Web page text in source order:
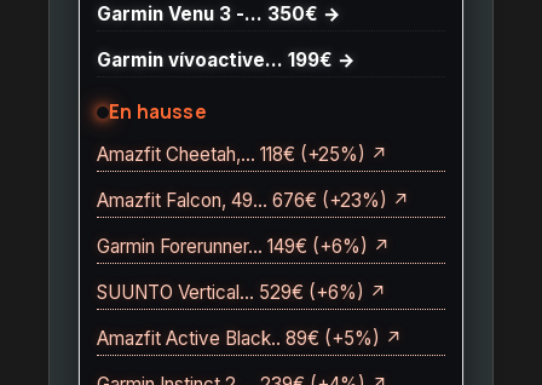
Garmin Venu 3 -… 350€ →
Garmin vívoactive… 199€ →
En hausse
Amazfit Cheetah,… 118€ (+25%) ↗
Amazfit Falcon, 49… 676€ (+23%) ↗
Garmin Forerunner… 149€ (+6%) ↗
SUUNTO Vertical… 529€ (+6%) ↗
Amazfit Active Black.. 89€ (+5%) ↗